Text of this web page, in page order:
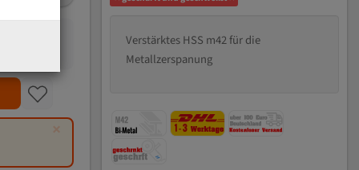
×
Verstärktes HSS m42 für die
Metallzerspanung